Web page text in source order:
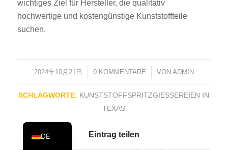
wichtiges Ziel für Hersteller, die qualitativ
hochwertige und kostengünstige Kunststoffteile
suchen.
2024年10月21日
/ 0 KOMMENTARE
/ VON ADMIN
SCHLAGWORTE: KUNSTSTOFFSPRITZGIESSEREIEN IN T
EXAS
Eintrag teilen
DE
FR
RU
TR